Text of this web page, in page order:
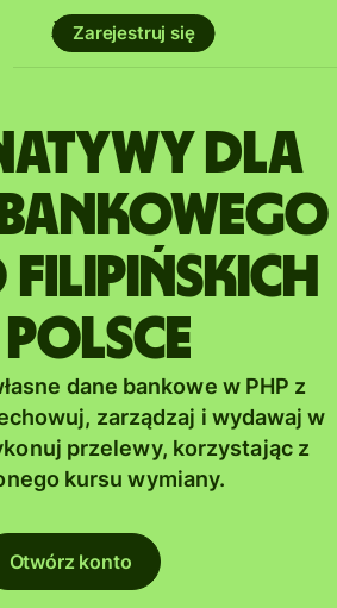
Zarejestruj się
dla
filipińskich
dane bankowe w PHP z
zarządzaj i wydawaj w
przelewy, korzystając z
kursu wymiany.
Otwórz konto